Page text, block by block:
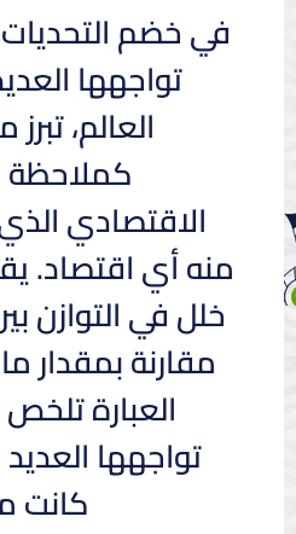
في خضم التحديات
تواجهها
العالم،
كملاحظة
الاقتصادي
منه أي اقتصاد.
خلل في التوازن
مقارنة بمقدار
العبارة
تواجهها
كانت